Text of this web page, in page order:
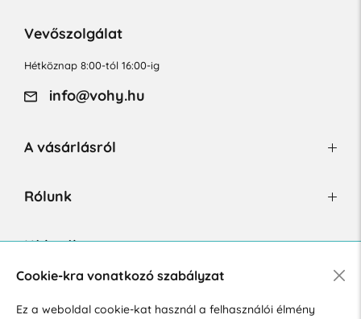
Vevőszolgálat
Hétköznap 8:00-tól 16:00-ig
info@vohy.hu
A vásárlásról
Rólunk
Hírlevél
Hozzájárulok a személyes adatok marketing célú kezeléséhez.
Cookie-kra vonatkozó szabályzat
Ez a weboldal cookie-kat használ a felhasználói élmény